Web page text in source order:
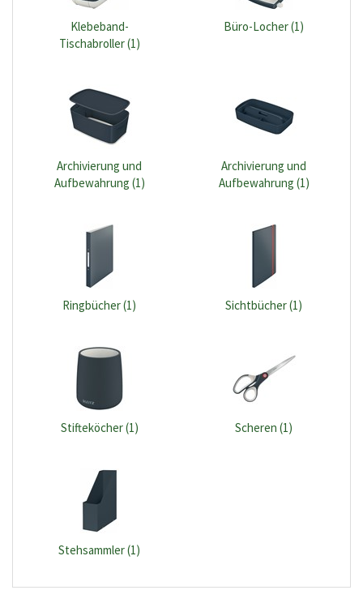
Klebeband-
Tischabroller (1)
Büro-Locher (1)
Archivierung und
Aufbewahrung (1)
Archivierung und
Aufbewahrung (1)
Ringbücher (1) Sichtbücher (1)
Stifteköcher (1) Scheren (1)
Stehsammler (1)